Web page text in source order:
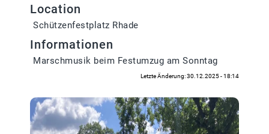
Location
Schützenfestplatz Rhade
Informationen
Marschmusik beim Festumzug am Sonntag
Letzte Änderung: 30.12.2025 - 18:14